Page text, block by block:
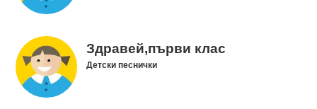
Здравей,първи клас
Детски песнички